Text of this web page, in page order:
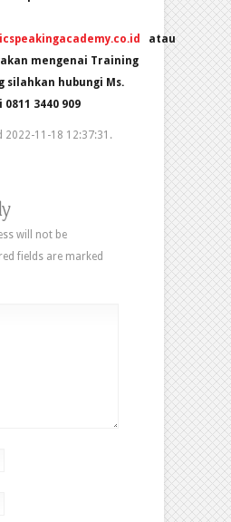
atau
mengenai Training
silahkan hubungi Ms.
3440 909
2022-11-18 12:37:31.
will not be
fields are marked